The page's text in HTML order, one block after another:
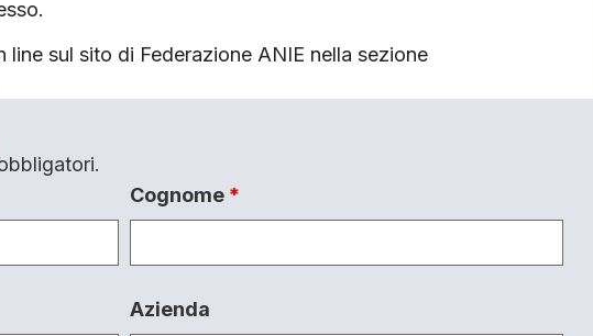
sul sito di Federazione ANIE nella sezione
Cognome *
Azienda